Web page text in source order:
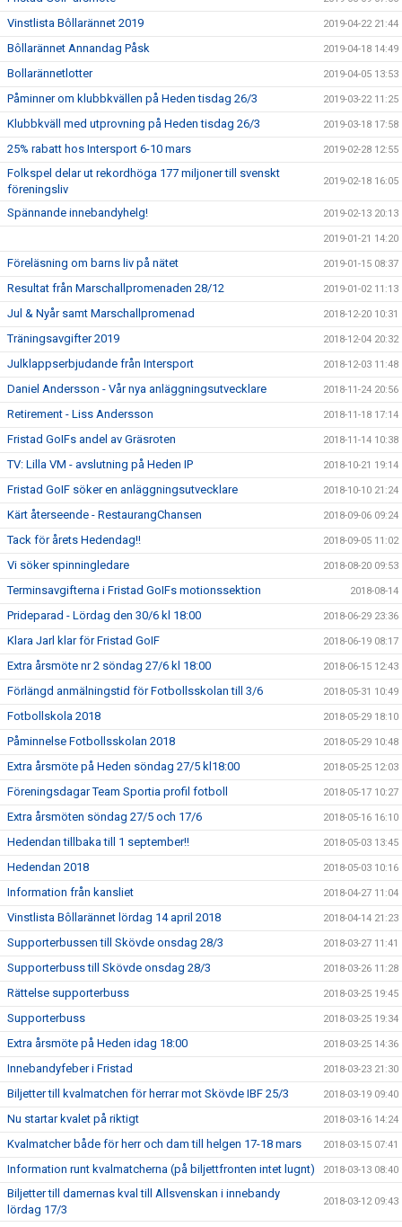
Vinstlista Bôllarännet 2019 2019-04-22 21:44
Bôllarännet Annandag Påsk 2019-04-18 14:49
Bollarännetlotter 2019-04-05 13:53
Påminner om klubbkvällen på Heden tisdag 26/3 2019-03-22 11:25
Klubbkväll med utprovning på Heden tisdag 26/3 2019-03-18 17:58
25% rabatt hos Intersport 6-10 mars 2019-02-28 12:55
Folkspel delar ut rekordhöga 177 miljoner till svenskt
föreningsliv
2019-02-18 16:05
Spännande innebandyhelg! 2019-02-13 20:13
2019-01-21 14:20
Föreläsning om barns liv på nätet 2019-01-15 08:37
Resultat från Marschallpromenaden 28/12 2019-01-02 11:13
Jul & Nyår samt Marschallpromenad 2018-12-20 10:31
Träningsavgifter 2019 2018-12-04 20:32
Julklappserbjudande från Intersport 2018-12-03 11:48
Daniel Andersson - Vår nya anläggningsutvecklare 2018-11-24 20:56
Retirement - Liss Andersson 2018-11-18 17:14
Fristad GoIFs andel av Gräsroten 2018-11-14 10:38
TV: Lilla VM - avslutning på Heden IP 2018-10-21 19:14
Fristad GoIF söker en anläggningsutvecklare 2018-10-10 21:24
Kärt återseende - RestaurangChansen 2018-09-06 09:24
Tack för årets Hedendag!! 2018-09-05 11:02
Vi söker spinningledare 2018-08-20 09:53
Terminsavgifterna i Fristad GoIFs motionssektion 2018-08-14
Prideparad - Lördag den 30/6 kl 18:00 2018-06-29 23:36
Klara Jarl klar för Fristad GoIF 2018-06-19 08:17
Extra årsmöte nr 2 söndag 27/6 kl 18:00 2018-06-15 12:43
Förlängd anmälningstid för Fotbollsskolan till 3/6 2018-05-31 10:49
Fotbollskola 2018 2018-05-29 18:10
Påminnelse Fotbollsskolan 2018 2018-05-29 10:48
Extra årsmöte på Heden söndag 27/5 kl18:00 2018-05-25 12:03
Föreningsdagar Team Sportia profil fotboll 2018-05-17 10:27
Extra årsmöten söndag 27/5 och 17/6 2018-05-16 16:10
Hedendan tillbaka till 1 september!! 2018-05-03 13:45
Hedendan 2018 2018-05-03 10:16
Information från kansliet 2018-04-27 11:04
Vinstlista Bôllarännet lördag 14 april 2018 2018-04-14 21:23
Supporterbussen till Skövde onsdag 28/3 2018-03-27 11:41
Supporterbuss till Skövde onsdag 28/3 2018-03-26 11:28
Rättelse supporterbuss 2018-03-25 19:45
Supporterbuss 2018-03-25 19:34
Extra årsmöte på Heden idag 18:00 2018-03-25 14:36
Innebandyfeber i Fristad 2018-03-23 21:30
Biljetter till kvalmatchen för herrar mot Skövde IBF 25/3 2018-03-19 09:40
Nu startar kvalet på riktigt 2018-03-16 14:24
Kvalmatcher både för herr och dam till helgen 17-18 mars 2018-03-15 07:41
Information runt kvalmatcherna (på biljettfronten intet lugnt) 2018-03-13 08:40
Biljetter till damernas kval till Allsvenskan i innebandy
lördag 17/3
2018-03-12 09:43